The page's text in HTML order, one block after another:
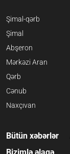
Şimal-qərb
Şimal
Abşeron
Mərkəzi Aran
Qərb
Cənub
Naxçıvan
Bütün xəbərlər